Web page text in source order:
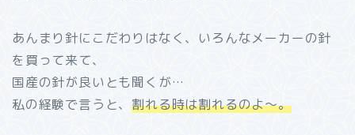
あんまり針にこだわりはなく、いろんなメーカーの針
を買って来て、
国産の針が良いとも聞くが…
私の経験で言うと、割れる時は割れるのよ～。